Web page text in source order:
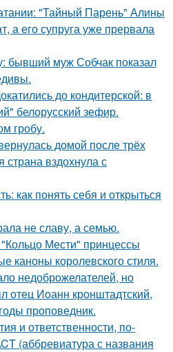
"Тайный Парень" Алины
а его супруга уже прервала
бывший муж Собчак показал
до кондитерской: в
белорусский зефир.
гробу.
домой после трёх
страна вздохнула с
как понять себя и открыться
не славу, а семью.
Мести" принцессы
каноны королевского стиля.
недоброжелателей, но
Иоанн кронштадтский,
проповедник.
и ответственности, по-
(аббревиатура с названия